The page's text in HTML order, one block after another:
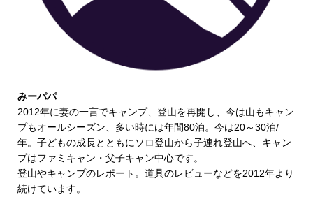
みーパパ
2012年に妻の一言でキャンプ、登山を再開し、今は山もキャン
プもオールシーズン、多い時には年間80泊。今は20～30泊/
年。子どもの成長とともにソロ登山から子連れ登山へ、キャン
プはファミキャン・父子キャン中心です。
登山やキャンプのレポート。道具のレビューなどを2012年より
続けています。